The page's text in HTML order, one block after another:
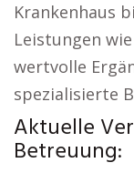
Krankenhaus
Leistungen
wertvolle
spezialisierte
Aktuelle
Betreuung: